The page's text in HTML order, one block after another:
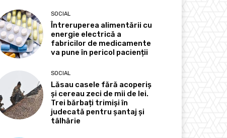
SOCIAL
Întreruperea alimentării cu
energie electrică a
fabricilor de medicamente
va pune în pericol pacienții
SOCIAL
Lăsau casele fără acoperiș
și cereau zeci de mii de lei.
Trei bărbați trimiși în
judecată pentru șantaj și
tâlhărie